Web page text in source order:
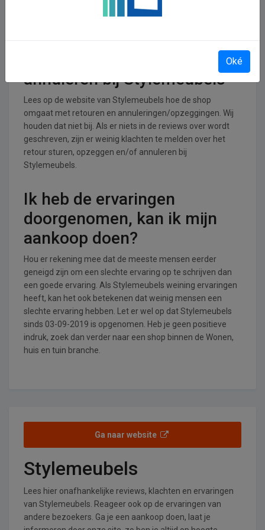
Stylemeubels operationeel
annuleren bij Stylemeubels
Lees op de website van Stylemeubels hoe de shop
omgaat met retouren en annuleringen/opzeggingen. Wij
houden dat niet bij. Als er niets in de reviews over wordt
geschreven, zijn er weinig klachten te melden over het
retour sturen, opzeggen en/of annuleren bij
Stylemeubels.
Ik heb de ervaringen
doorgenomen, kan ik mijn
aankoop doen?
Hou er rekening mee dat de meeste mensen eerder
geneigd zijn om een slechte ervaring op te schrijven dan
een goede ervaring. Als Stylemeubels weining ervaringen
heeft, kan het ook betekenen dat weinig mensen een
slechte ervaring hebben. Let er wel op dat Stylemeubels
sinds 03-09-2019 is opgenomen. Heb je geen positieve
indruk, zoek dan verder naar een shop binnen de Wonen,
huis en tuin branche.
Ga naar website
Stylemeubels
Lees hier onafhankelijke reviews, klachten en ervaringen
van Stylemeubels. Reageer ook op de ervaringen van
andere bezoekers. Ga je een aankoop doen, laat je
Oké